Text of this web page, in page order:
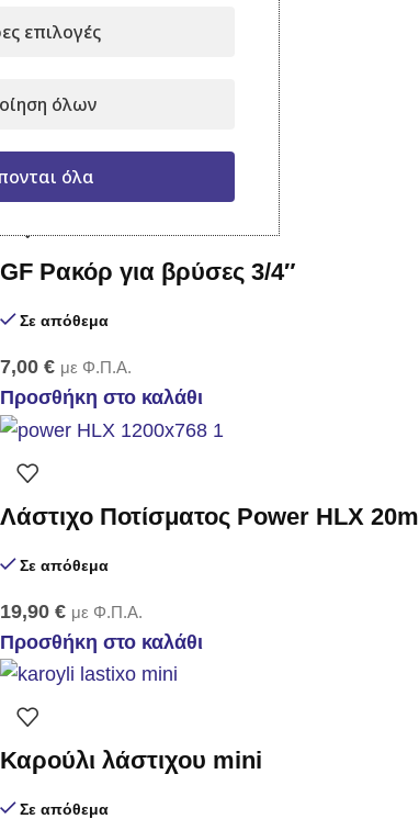
GF Ταχυσύνδεσμος 1/2″
Προσθήκη στο καλάθι
GF Ρακόρ για βρύσες 3/4″
Σε απόθεμα
7,00 € με Φ.Π.Α.
Προσθήκη στο καλάθι
Λάστιχο Ποτίσματος Power HLX 20m
Σε απόθεμα
19,90 € με Φ.Π.Α.
Προσθήκη στο καλάθι
Καρούλι λάστιχου mini
Σε απόθεμα
επιλογές
όλων
όλα